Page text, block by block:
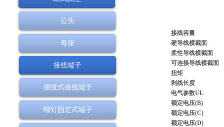
接线容量
硬导线横截面
柔性导线横截面
可连接导线横截面
扭矩
剥线长度
电气参数UL
额定电压(B)
额定电压(C)
额定电压(D)
公头
母座
接线端子
插拔式接线端子
螺钉固定式端子